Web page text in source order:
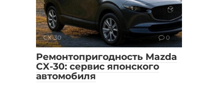
CX-30 0
Ремонтопригодность Mazda
CX-30: сервис японского
автомобиля